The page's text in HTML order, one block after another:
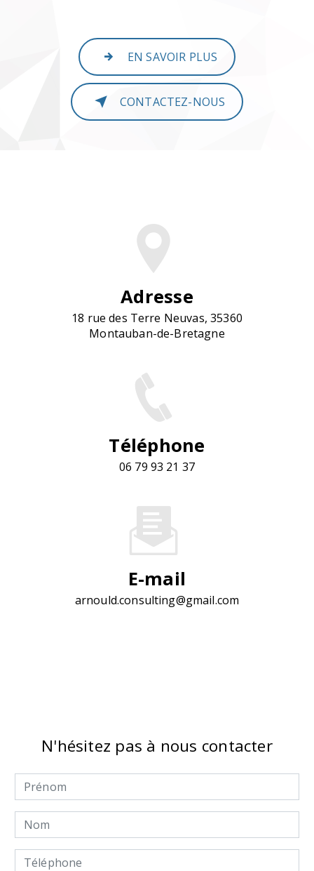
EN SAVOIR PLUS
CONTACTEZ-NOUS
Adresse
18 rue des Terre Neuvas, 35360
Montauban-de-Bretagne
Téléphone
06 79 93 21 37
E-mail
arnould.consulting@gmail.com
N'hésitez pas à nous contacter